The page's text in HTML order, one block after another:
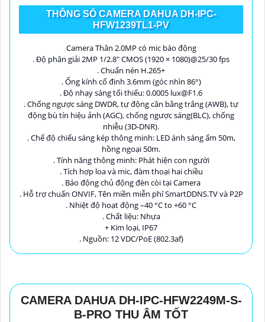
THÔNG SỐ CAMERA DAHUA DH-IPC-
HFW1239TL1-PV
Camera Thân 2.0MP có mic báo động
. Độ phân giải 2MP 1/2.8" CMOS (1920 × 1080)@25/30 fps
. Chuẩn nén H.265+
. Ống kính cố định 3.6mm (góc nhìn 86°)
. Độ nhạy sáng tối thiểu: 0.0005 lux@F1.6
. Chống ngược sáng DWDR, tự động cân bằng trắng (AWB), tự
động bù tín hiệu ảnh (AGC), chống ngược sáng(BLC), chống
nhiễu (3D-DNR).
. Chế độ chiếu sáng kép thông minh: LED ánh sáng ấm 50m,
hồng ngoại 50m.
. Tính năng thông minh: Phát hiện con người
. Tích hợp loa và mic, đàm thoại hai chiều
. Báo động chủ động đèn còi tại Camera
. Hỗ trợ chuẩn ONVIF, Tên miền miễn phí SmartDDNS.TV và P2P
. Nhiệt độ hoạt động –40 °C to +60 °C
. Chất liệu: Nhựa
+ Kim loại, IP67
. Nguồn: 12 VDC/PoE (802.3af)
CAMERA DAHUA DH-IPC-HFW2249M-S-
B-PRO THU ÂM TỐT